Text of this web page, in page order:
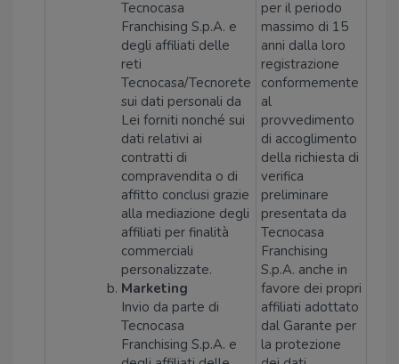
Tecnocasa
Franchising S.p.A. e
degli affiliati delle
reti
Tecnocasa/Tecnorete
sui dati personali da
Lei forniti nonché sui
dati relativi ai
contratti di
compravendita o di
affitto conclusi grazie
alla mediazione degli
affiliati per finalità
commerciali
personalizzate.
Marketing
Invio da parte di
Tecnocasa
Franchising S.p.A. e
per il periodo
massimo di 15
anni dalla loro
registrazione
conformemente
al
provvedimento
di accoglimento
della richiesta di
verifica
preliminare
presentata da
Tecnocasa
Franchising
S.p.A. anche in
favore dei propri
affiliati adottato
dal Garante per
la protezione